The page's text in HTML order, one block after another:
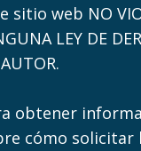
sitio web NO
LEY DE
obtener
cómo solicitar